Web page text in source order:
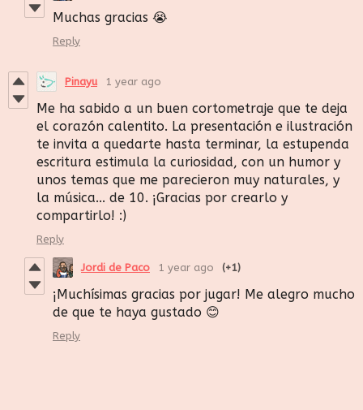
Muchas gracias 😭
Reply
Pinayu 1 year ago
Me ha sabido a un buen cortometraje que te deja
el corazón calentito. La presentación e ilustración
te invita a quedarte hasta terminar, la estupenda
escritura estimula la curiosidad, con un humor y
unos temas que me parecieron muy naturales, y
la música... de 10. ¡Gracias por crearlo y
compartirlo! :)
Reply
Jordi de Paco 1 year ago (+1)
¡Muchísimas gracias por jugar! Me alegro mucho
de que te haya gustado 😊
Reply